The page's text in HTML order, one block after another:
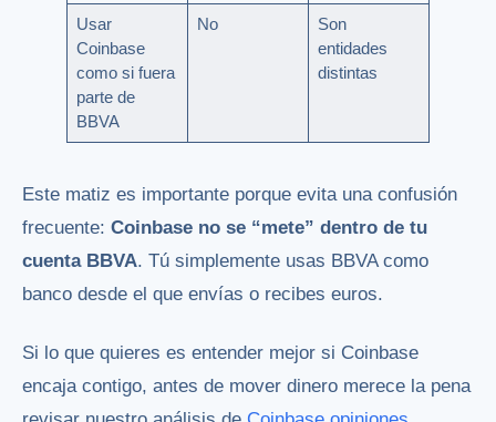
Usar
Coinbase
como si fuera
parte de
BBVA
No
Son
entidades
distintas
Este matiz es importante porque evita una confusión
frecuente: Coinbase no se “mete” dentro de tu
cuenta BBVA. Tú simplemente usas BBVA como
banco desde el que envías o recibes euros.
Si lo que quieres es entender mejor si Coinbase
encaja contigo, antes de mover dinero merece la pena